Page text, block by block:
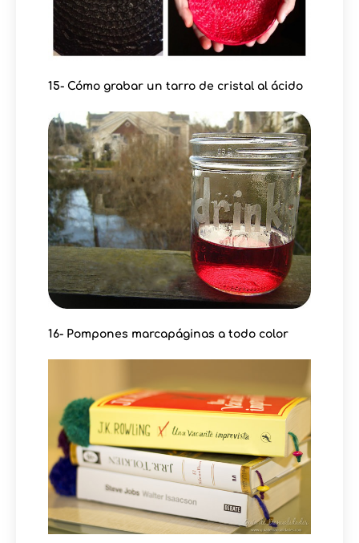
15- Cómo grabar un tarro de cristal al ácido
16- Pompones marcapáginas a todo color